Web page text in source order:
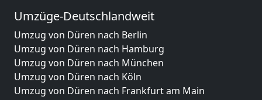
Umzüge-Deutschlandweit
Umzug von Düren nach Berlin
Umzug von Düren nach Hamburg
Umzug von Düren nach München
Umzug von Düren nach Köln
Umzug von Düren nach Frankfurt am Main